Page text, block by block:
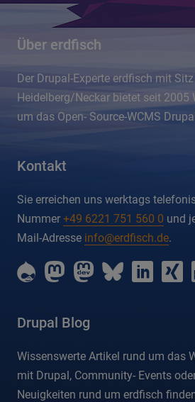
Über erdfisch
Der Drupal-Experte erdfisch mit
Heidelberg/Neckar bietet seit 2005
um das Open- Source-WCMS
Kontakt
Sie erreichen uns werktags
Nummer +49 6221 751 560 0 und
Mail-Adresse info@erdfisch.de.
erdfisch
on
erdfisch
on
erdfisch
on
erdfisch
on
on
Drupal Blog
Wissenswerte Artikel rund um das
mit Drupal, Community- Events
Neuigkeiten rund um erdfisch